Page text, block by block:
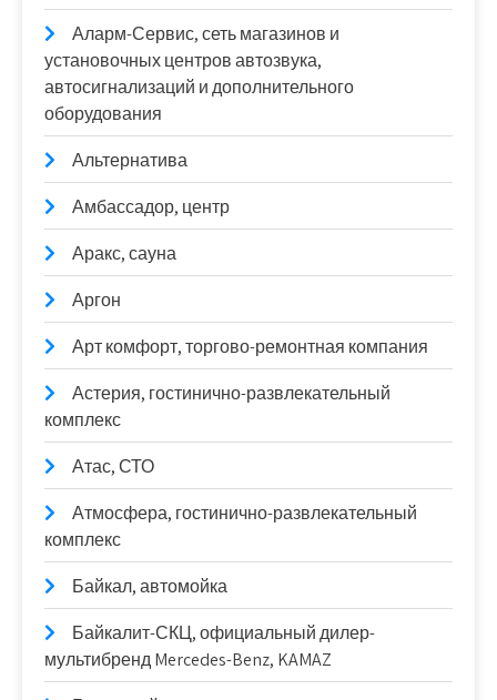
Аларм-Сервис, сеть магазинов и
установочных центров автозвука,
автосигнализаций и дополнительного
оборудования
Альтернатива
Амбассадор, центр
Аракс, сауна
Аргон
Арт комфорт, торгово-ремонтная компания
Астерия, гостинично-развлекательный
комплекс
Атас, СТО
Атмосфера, гостинично-развлекательный
комплекс
Байкал, автомойка
Байкалит-СКЦ, официальный дилер-
мультибренд Mercedes-Benz, KAMAZ